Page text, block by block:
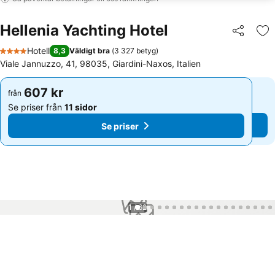
Hellenia Yachting Hotel Dela
4 Stjärnor
Hotell 8,3 Väldigt bra (3 327 betyg)
Viale Jannuzzo, 41, 98035, Giardini-Naxos, Italien
från 607 kr
Se priser från 11 sidor
Se priser
från 607 kr
Se priser från 11 sidor
Se priser
1 / 62